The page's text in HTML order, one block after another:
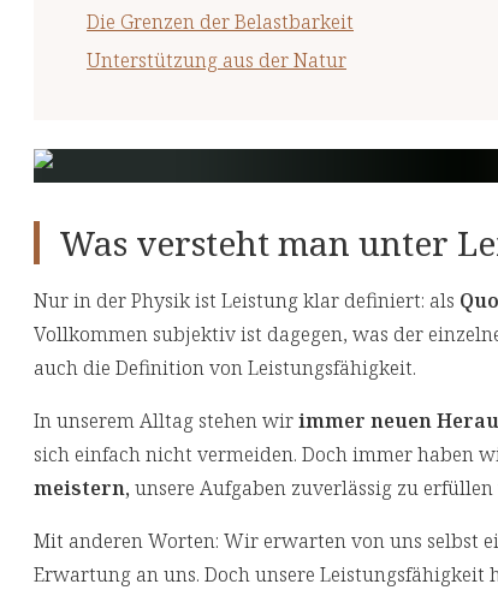
Die Grenzen der Belastbarkeit
Unterstützung aus der Natur
Was versteht man unter
Nur in der Physik ist Leistung klar definiert: als
Vollkommen subjektiv ist dagegen, was der
auch die Definition von Leistungsfähigkeit.
In unserem Alltag stehen wirimmer neuen
sich einfach nicht vermeiden. Doch immer haben
meistern, unsere Aufgaben zuverlässig zu
Mit anderen Worten: Wir erwarten von uns selbst
Erwartung an uns. Doch unsere